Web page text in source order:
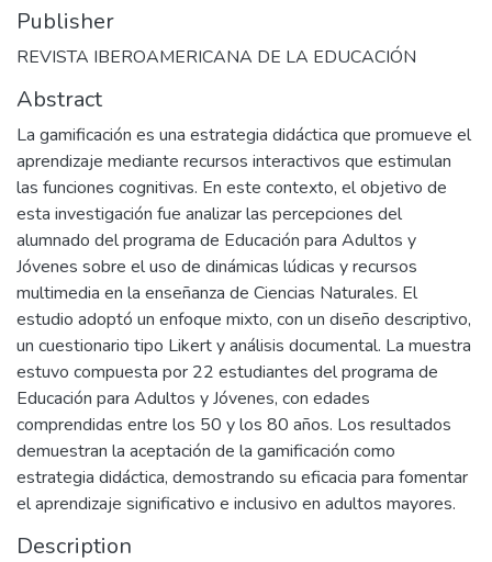
Publisher
REVISTA IBEROAMERICANA DE LA EDUCACIÓN
Abstract
La gamificación es una estrategia didáctica que promueve el
aprendizaje mediante recursos interactivos que estimulan
las funciones cognitivas. En este contexto, el objetivo de
esta investigación fue analizar las percepciones del
alumnado del programa de Educación para Adultos y
Jóvenes sobre el uso de dinámicas lúdicas y recursos
multimedia en la enseñanza de Ciencias Naturales. El
estudio adoptó un enfoque mixto, con un diseño descriptivo,
un cuestionario tipo Likert y análisis documental. La muestra
estuvo compuesta por 22 estudiantes del programa de
Educación para Adultos y Jóvenes, con edades
comprendidas entre los 50 y los 80 años. Los resultados
demuestran la aceptación de la gamificación como
estrategia didáctica, demostrando su eficacia para fomentar
el aprendizaje significativo e inclusivo en adultos mayores.
Description